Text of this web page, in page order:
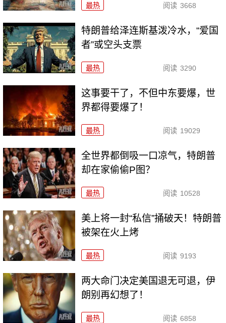
最热 阅读 3668
特朗普给泽连斯基泼冷水，“爱国
者”或空头支票
最热 阅读 3290
这事要干了，不但中东要爆，世
界都得要爆了！
最热 阅读 19029
全世界都倒吸一口凉气，特朗普
却在家偷偷P图？
最热 阅读 10528
美上将一封“私信”捅破天！特朗普
被架在火上烤
最热 阅读 9193
两大命门决定美国退无可退，伊
朗别再幻想了！
最热 阅读 6858